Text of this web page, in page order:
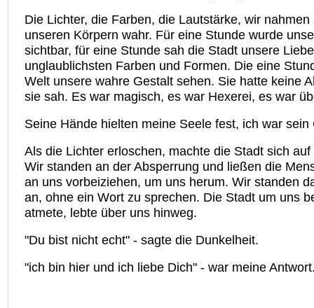
Die Lichter, die Farben, die Lautstärke, wir nahmen
unseren Körpern wahr. Für eine Stunde wurde
sichtbar, für eine Stunde sah die Stadt unsere
unglaublichsten Farben und Formen. Die eine
Welt unsere wahre Gestalt sehen. Sie hatte keine
sie sah. Es war magisch, es war Hexerei, es war
Seine Hände hielten meine Seele fest, ich war sein
Als die Lichter erloschen, machte die Stadt sich
Wir standen an der Absperrung und ließen die
an uns vorbeiziehen, um uns herum. Wir standen
an, ohne ein Wort zu sprechen. Die Stadt um uns
atmete, lebte über uns hinweg.
"Du bist nicht echt" - sagte die Dunkelheit.
"ich bin hier und ich liebe Dich" - war meine